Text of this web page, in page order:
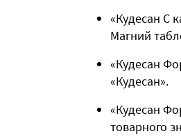
«Кудесан С
Магний
«Кудесан
«Кудесан».
«Кудесан
товарного